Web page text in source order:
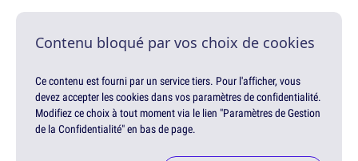
Contenu bloqué par vos choix de cookies
Ce contenu est fourni par un service tiers. Pour l'afficher, vous
devez accepter les cookies dans vos paramètres de confidentialité.
Modifiez ce choix à tout moment via le lien "Paramètres de Gestion
de la Confidentialité" en bas de page.